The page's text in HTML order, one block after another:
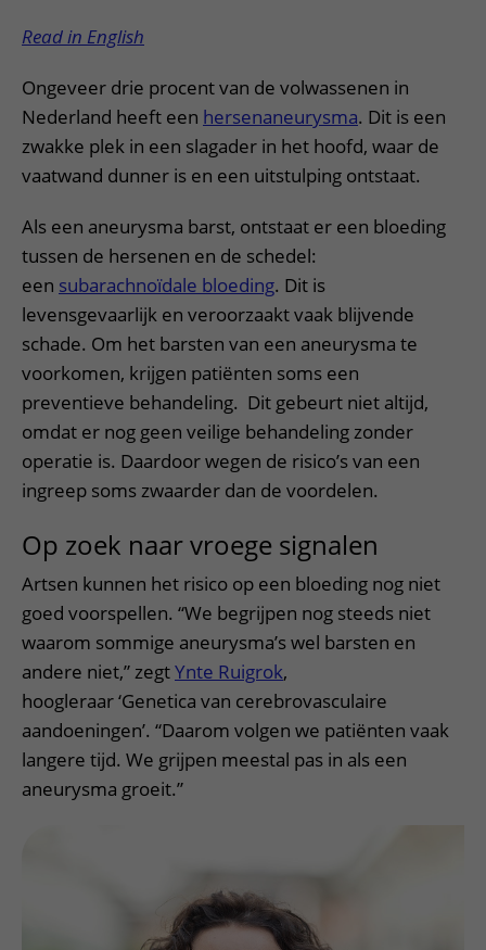
Read in English
Ongeveer drie procent van de volwassenen in
Nederland heeft een hersenaneurysma. Dit is een
zwakke plek in een slagader in het hoofd, waar de
vaatwand dunner is en een uitstulping ontstaat.
Als een aneurysma barst, ontstaat er een bloeding
tussen de hersenen en de schedel:
een subarachnoïdale bloeding. Dit is
levensgevaarlijk en veroorzaakt vaak blijvende
schade. Om het barsten van een aneurysma te
voorkomen, krijgen patiënten soms een
preventieve behandeling. Dit gebeurt niet altijd,
omdat er nog geen veilige behandeling zonder
operatie is. Daardoor wegen de risico’s van een
ingreep soms zwaarder dan de voordelen.
Op zoek naar vroege signalen
Artsen kunnen het risico op een bloeding nog niet
goed voorspellen. “We begrijpen nog steeds niet
waarom sommige aneurysma’s wel barsten en
andere niet,” zegtYnte Ruigrok,
hoogleraar ‘Genetica van cerebrovasculaire
aandoeningen’. “Daarom volgen we patiënten vaak
langere tijd. We grijpen meestal pas in als een
aneurysma groeit.”